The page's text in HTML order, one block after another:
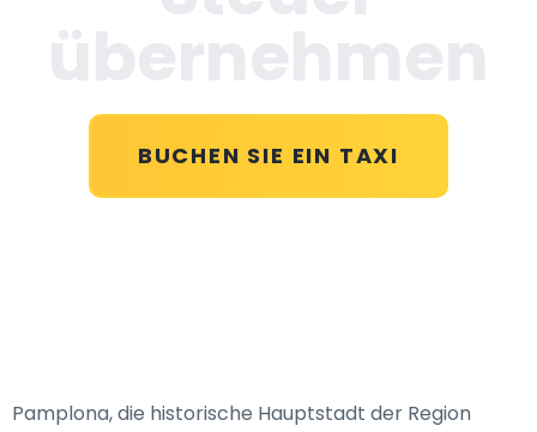
BUCHEN SIE EIN TAXI
Pamplona, die historische Hauptstadt der Region